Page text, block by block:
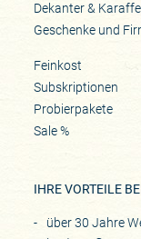
Dekanter &
Geschenke und
Feinkost
Subskriptionen
Probierpakete
Sale %
IHRE VORTEILE
über 30 Jahre